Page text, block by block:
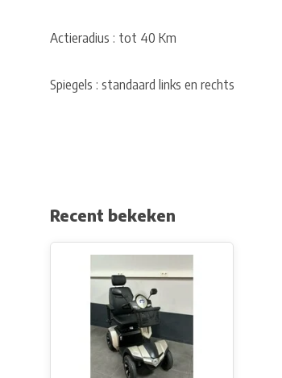
Actieradius : tot 40 Km
Spiegels : standaard links en rechts
Recent bekeken